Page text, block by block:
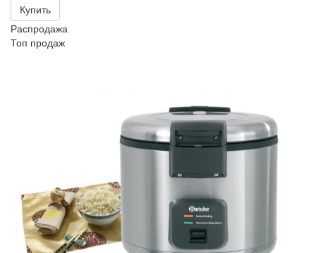
Купить
Распродажа
Топ продаж